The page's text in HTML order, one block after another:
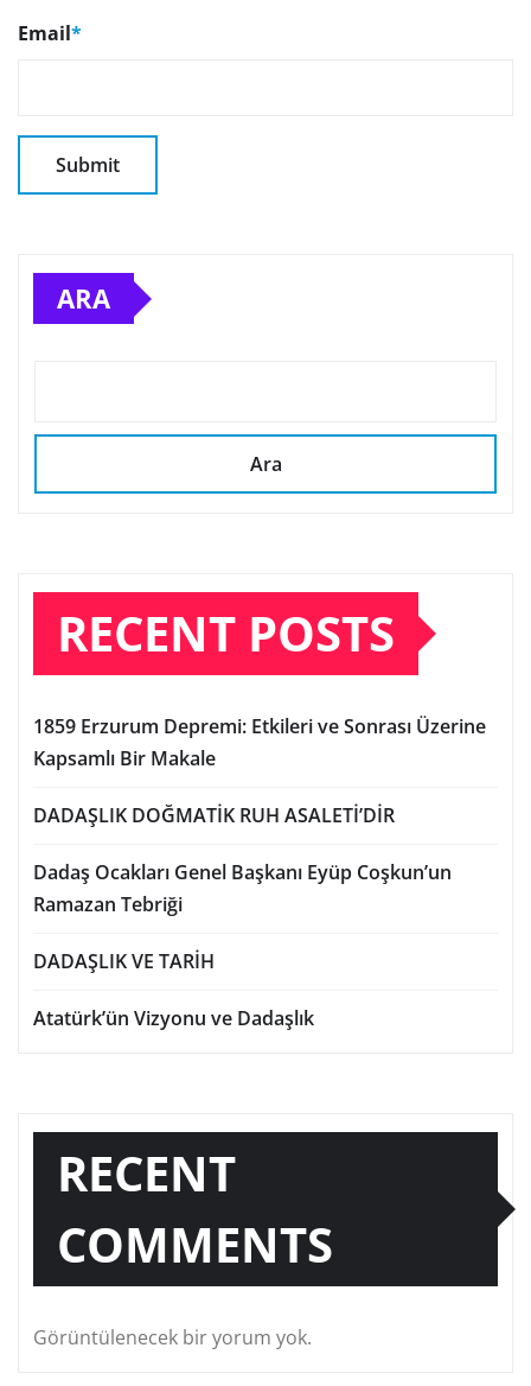
Email*
ARA
Ara
RECENT POSTS
1859 Erzurum Depremi: Etkileri ve Sonrası Üzerine
Kapsamlı Bir Makale
DADAŞLIK DOĞMATİK RUH ASALETİ’DİR
Dadaş Ocakları Genel Başkanı Eyüp Coşkun’un
Ramazan Tebriği
DADAŞLIK VE TARİH
Atatürk’ün Vizyonu ve Dadaşlık
RECENT
COMMENTS
Görüntülenecek bir yorum yok.